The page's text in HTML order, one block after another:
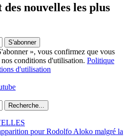
nouvelles les plus
S'abonner
», vous confirmez que vous
conditions d'utilisation. Politique
d'utilisation
Recherche...
pour Rodolfo Aloko malgré la